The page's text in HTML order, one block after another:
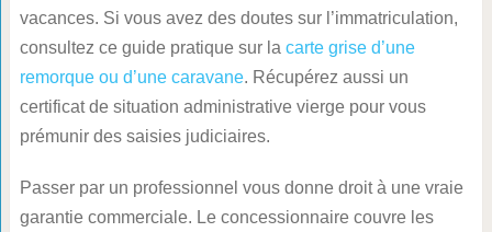
vacances. Si vous avez des doutes sur l’immatriculation,
consultez ce guide pratique sur la carte grise d’une
remorque ou d’une caravane. Récupérez aussi un
certificat de situation administrative vierge pour vous
prémunir des saisies judiciaires.
Passer par un professionnel vous donne droit à une vraie
garantie commerciale. Le concessionnaire couvre les